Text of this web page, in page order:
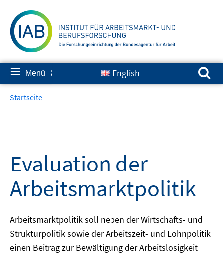
zum
Inhalt
≡ Menü ✘ English
Suchen nach:
Startseite
Evaluation der
Arbeitsmarktpolitik
Arbeitsmarktpolitik soll neben der Wirtschafts- und
Strukturpolitik sowie der Arbeitszeit- und Lohnpolitik
einen Beitrag zur Bewältigung der Arbeitslosigkeit